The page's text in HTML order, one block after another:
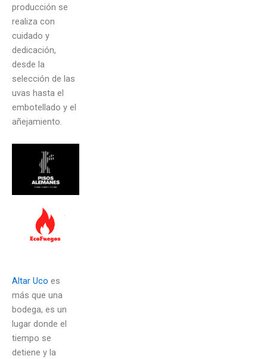
producción se
realiza con
cuidado y
dedicación,
desde la
selección de las
uvas hasta el
embotellado y el
añejamiento.
Altar Uco es
más que una
bodega, es un
lugar donde el
tiempo se
detiene y la